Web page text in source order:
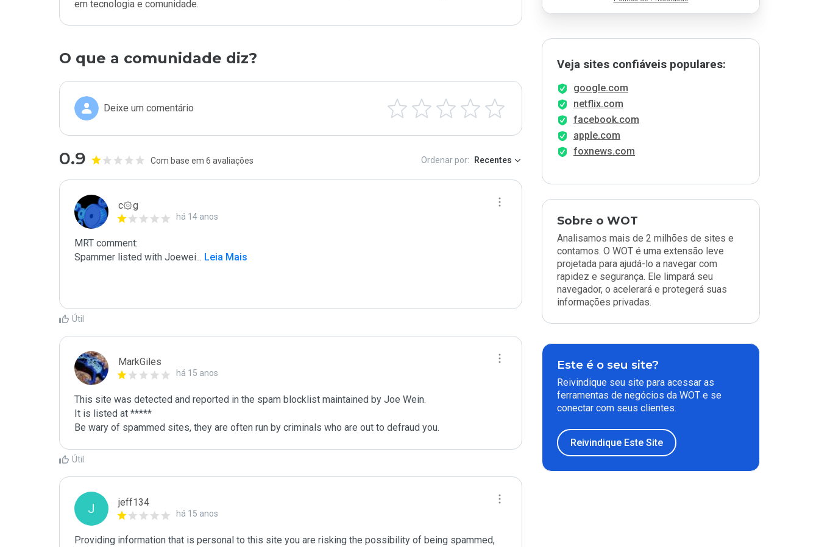
em tecnologia e comunidade.
O que a comunidade diz?
Deixe um comentário
0.9 Com base em 6 avaliações Ordenar por: Recentes
c۞g
há 14 anos
MRT comment:
Spammer listed with Joewei... Leia Mais
Útil
MarkGiles
há 15 anos
This site was detected and reported in the spam blocklist maintained by Joe Wein.
It is listed at *****
Be wary of spammed sites, they are often run by criminals who are out to defraud you.
Útil
J jeff134
há 15 anos
Providing information that is personal to this site you are risking the possibility of being spammed,
Veja sites confiáveis populares:
google.com
netflix.com
facebook.com
apple.com
foxnews.com
Sobre o WOT
Analisamos mais de 2 milhões de sites e
contamos. O WOT é uma extensão leve
projetada para ajudá-lo a navegar com
rapidez e segurança. Ele limpará seu
navegador, o acelerará e protegerá suas
informações privadas.
Este é o seu site?
Reivindique seu site para acessar as
ferramentas de negócios da WOT e se
conectar com seus clientes.
Reivindique Este Site